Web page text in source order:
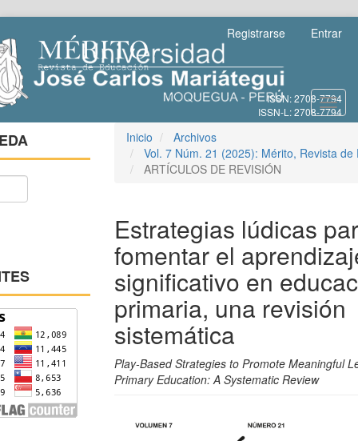
rápido
al
contenido
de
la
página
Registrarse Entrar
Inicio
Archivos
Vol. 7 Núm. 21 (2025): Mérito, Revista de
ARTÍCULOS DE REVISIÓN
Estrategias lúdicas
fomentar el
significativo en
primaria, una revisión
sistemática
Play-Based Strategies to Promote Meaningful
Primary Education: A Systematic Review
Barra